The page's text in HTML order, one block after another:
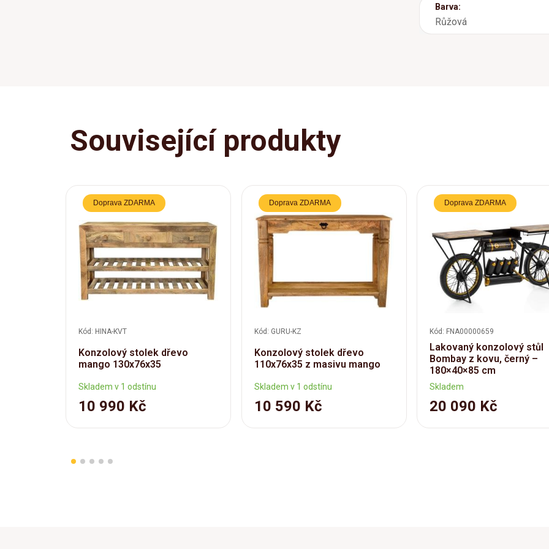
Barva:
Růžová
Související produkty
Doprava ZDARMA
Kód: HINA-KVT
Konzolový stolek dřevo
mango 130x76x35
Skladem v 1 odstínu
10 990 Kč
Doprava ZDARMA
Kód: GURU-KZ
Konzolový stolek dřevo
110x76x35 z masivu mango
Skladem v 1 odstínu
10 590 Kč
Doprava ZDARMA
Kód: FNA00000659
Lakovaný konzolový stůl
Bombay z kovu, černý –
180×40×85 cm
Skladem
20 090 Kč